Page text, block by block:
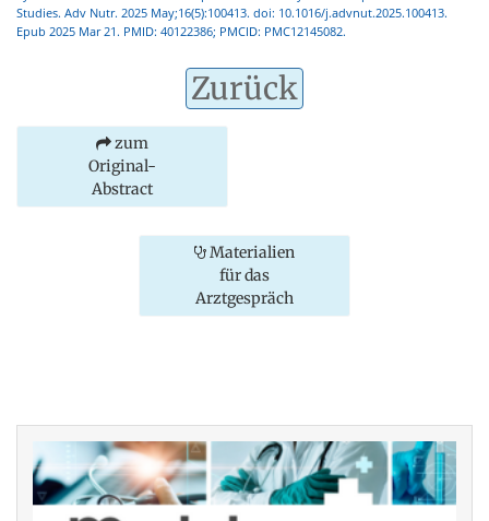
Studies. Adv Nutr. 2025 May;16(5):100413. doi: 10.1016/j.advnut.2025.100413.
Epub 2025 Mar 21. PMID: 40122386; PMCID: PMC12145082.
Zurück
zum
Original-
Abstract
Materialien
für das
Arztgespräch